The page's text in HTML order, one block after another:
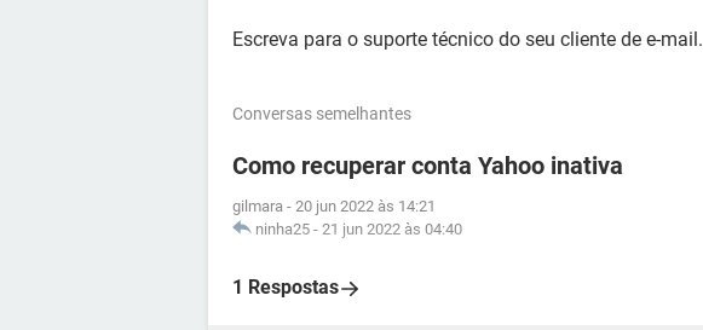
Escreva para o suporte técnico do seu cliente de e-mail.
Conversas semelhantes
Como recuperar conta Yahoo inativa
gilmara - 20 jun 2022 às 14:21
ninha25 - 21 jun 2022 às 04:40
1 Respostas